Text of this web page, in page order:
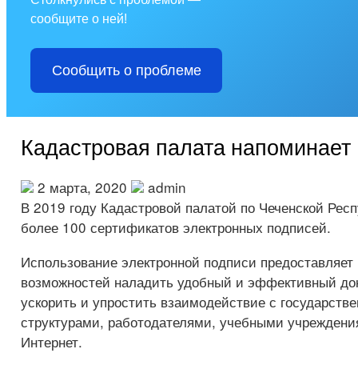
сообщите о ней!
Сообщить о проблеме
Кадастровая палата напоминает
2 марта, 2020
admin
В 2019 году Кадастровой палатой по Чеченской
более 100 сертификатов электронных подписей.
Использование электронной подписи
возможностей наладить удобный и эффективный
ускорить и упростить взаимодействие с
структурами, работодателями, учебными
Интернет.